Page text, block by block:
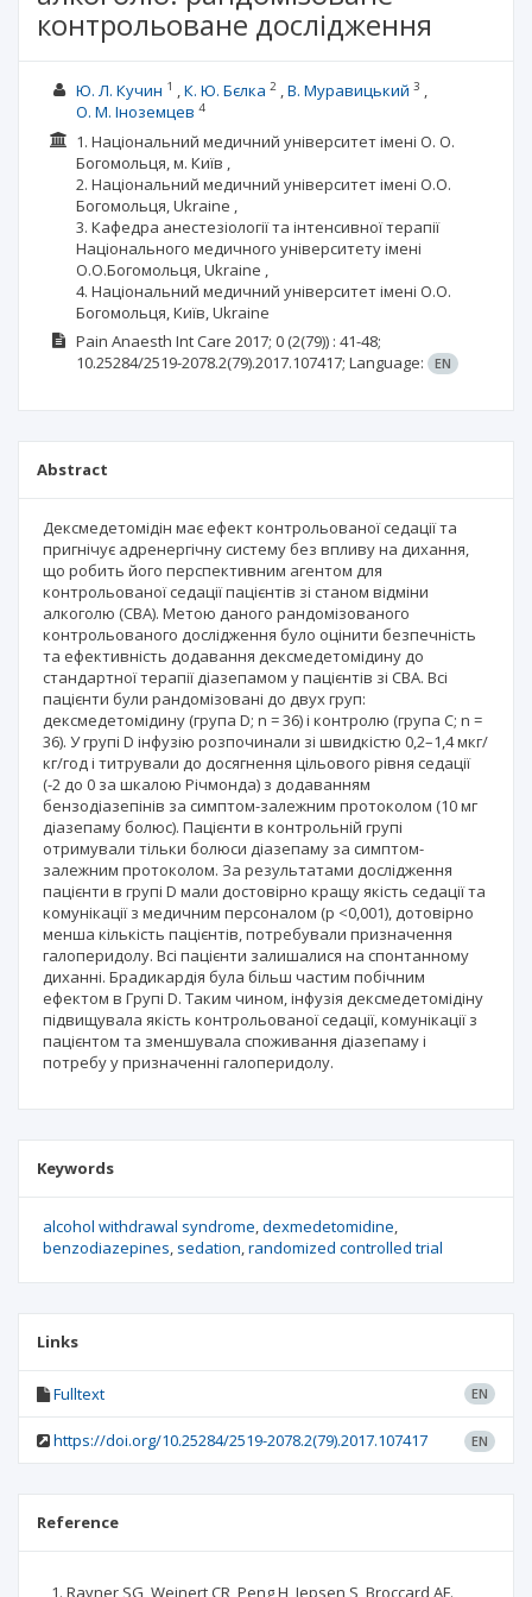
контрольоване дослідження
Ю. Л. Кучин 1 К. Ю. Бєлка 2 В. Муравицький 3
О. М. Іноземцев 4
1. Національний медичний університет імені О. О.
Богомольця, м. Київ ,
2. Національний медичний університет імені О.О.
Богомольця, Ukraine ,
3. Кафедра анестезіології та інтенсивної терапії
Національного медичного університету імені
О.О.Богомольця, Ukraine ,
4. Нацiональний медичний унiверситет iменi О.О.
Богомольця, Київ, Ukraine
Pain Anaesth Int Care 2017; 0(2(79)) : 41-48;
10.25284/2519-2078.2(79).2017.107417; Language: EN
Abstract
Дексмедетомідін має ефект контрольованої седації та
пригнічує адренергічну систему без впливу на дихання,
що робить його перспективним агентом для
контрольованої седації пацієнтів зі станом відміни
алкоголю (СВА). Метою даного рандомізованого
контрольованого дослідження було оцінити безпечність
та ефективність додавання дексмедетомідину до
стандартної терапії діазепамом у пацієнтів зі СВА. Всі
пацієнти були рандомізовані до двух груп:
дексмедетомідину (група D; n = 36) і контролю (група С; n =
36). У групі D інфузію розпочинали зі швидкістю 0,2–1,4 мкг/
кг/год і титрували до досягнення цільового рівня седації
(-2 до 0 за шкалою Річмонда) з додаванням
бензодіазепінів за симптом-залежним протоколом (10 мг
діазепаму болюс). Пацієнти в контрольній групі
отримували тільки болюси діазепаму за симптом-
залежним протоколом. За результатами дослідження
пацієнти в групі D мали достовірно кращу якість седації та
комунікації з медичним персоналом (р <0,001), дотовірно
менша кількість пацієнтів, потребували призначення
галоперидолу. Всі пацієнти залишалися на спонтанному
диханні. Брадикардія була більш частим побічним
ефектом в Групі D. Таким чином, інфузія дексмедетомідіну
підвищувала якість контрольованої седації, комунікації з
пацієнтом та зменшувала споживання діазепаму і
потребу у призначенні галоперидолу.
Keywords
alcohol withdrawal syndrome dexmedetomidine
benzodiazepines sedation randomized controlled trial
Links
Fulltext EN
https://doi.org/10.25284/2519-2078.2(79).2017.107417 EN
Reference
Rayner SG, Weinert CR, Peng H, Jepsen S, Broccard AF.